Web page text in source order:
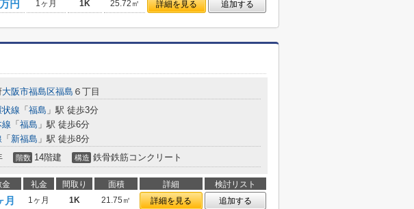
円 1ヶ月 1K 25.72㎡ 詳細を見る 追加する
大阪市福島区福島 ６丁目
状線 「 福島 」駅 徒歩3分
線 「 福島 」駅 徒歩6分
「 新福島 」駅 徒歩8分
階数 14階建 構造 鉄骨鉄筋コンクリート
金 礼金 間取り 面積 詳細
検討リスト
月 1ヶ月 1K 21.75㎡ 詳細を見る 追加する